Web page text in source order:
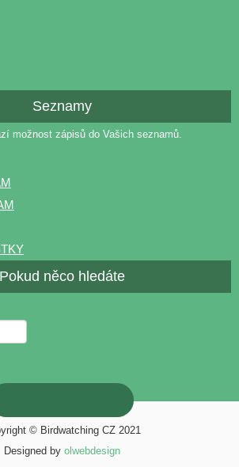
Seznamy
možnost zápisů do Vašich seznamů.
Pokud něco hledáte
© Birdwatching CZ 2021
Designed by olwebdesign